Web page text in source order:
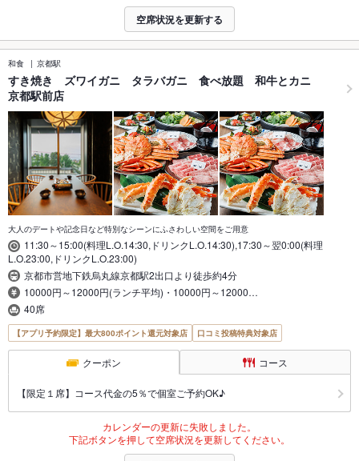
空席状況を更新する
和食 京都駅
すき焼き ズワイガニ タラバガニ 食べ放題 和牛とカニ
京都駅前店
大人のデートや記念日など特別なシーンにふさわしい空間をご用意
11:30～15:00(料理L.O.14:30,ドリンクL.O.14:30),17:30～翌0:00(料理
L.O.23:00,ドリンクL.O.23:00)
京都市営地下鉄烏丸線京都駅2出口より徒歩約4分
10000円～12000円(ランチ平均)・10000円～12000…
40席
【アプリ予約限定】最大800ポイント還元対象店 口コミ投稿特典対象店
クーポン コース
【限定１席】コース代金の5％で個室ご予約OK♪
カレンダーの更新に失敗しました。
下記ボタンを押して空席状況を更新してください。